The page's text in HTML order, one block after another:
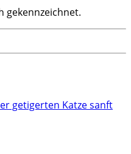
gekennzeichnet.